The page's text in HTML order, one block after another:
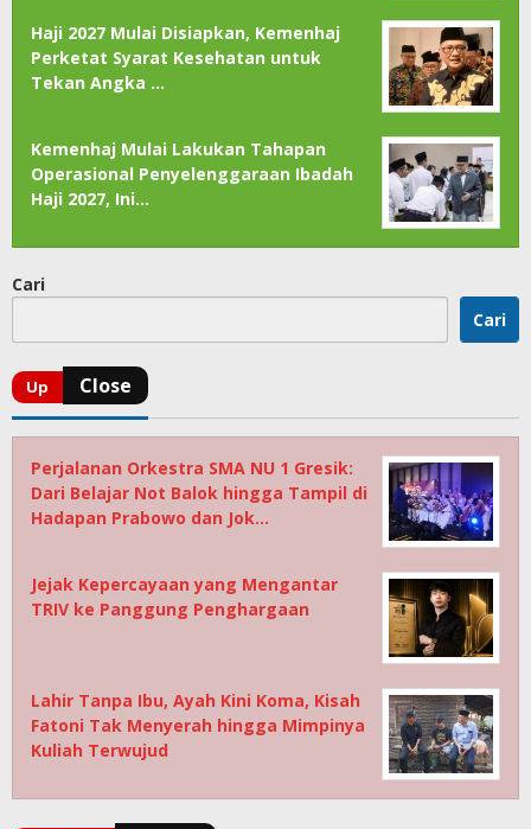
Haji 2027 Mulai Disiapkan, Kemenhaj
Perketat Syarat Kesehatan untuk
Tekan Angka …
Kemenhaj Mulai Lakukan Tahapan
Operasional Penyelenggaraan Ibadah
Haji 2027, Ini…
Cari
Cari
Perjalanan Orkestra SMA NU 1 Gresik:
Dari Belajar Not Balok hingga Tampil di
Hadapan Prabowo dan Jok…
Jejak Kepercayaan yang Mengantar
TRIV ke Panggung Penghargaan
Lahir Tanpa Ibu, Ayah Kini Koma, Kisah
Fatoni Tak Menyerah hingga Mimpinya
Kuliah Terwujud